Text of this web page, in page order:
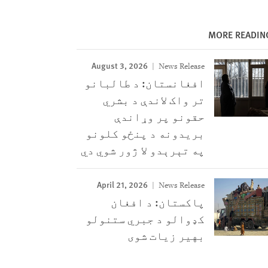
MORE
August 3, 2026 News Release
افغانستان: د طالبانو
تر واک لاندې د بشري
حقونو پر وړاندې
بریدونه د پنځو کلونو
په تېرېدو لا ژور شوي دي
April 21, 2026 News Release
پاکستان: د افغان
کډوالو د جبري ستنولو
بهیر زیات شوی